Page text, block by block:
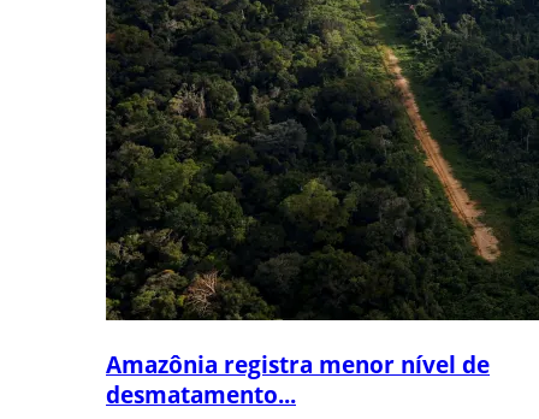
Amazônia registra menor nível de
desmatamento...